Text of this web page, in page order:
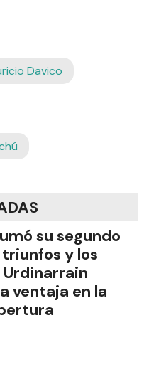
Davico
su segundo
y los
ventaja en la